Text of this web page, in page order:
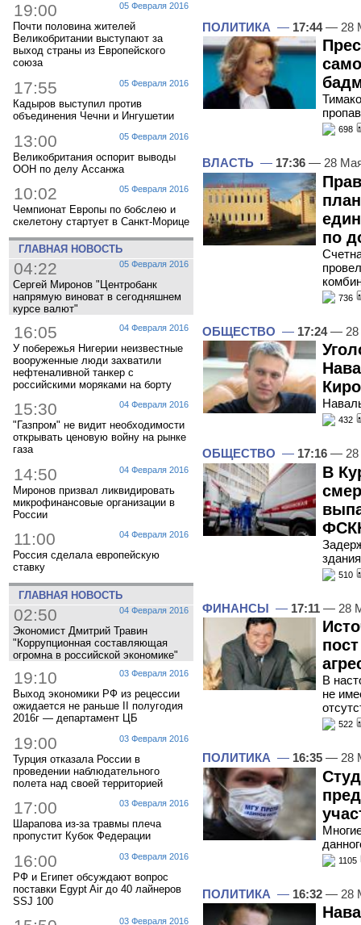
05 Февраля 2016
19:00
Почти половина жителей
Великобритании выступают за
выход страны из Европейского
союза
05 Февраля 2016
17:55
Кадыров выступил против
объединения Чечни и Ингушетии
05 Февраля 2016
13:00
Великобритания оспорит выводы
ООН по делу Ассанжа
05 Февраля 2016
10:02
Чемпионат Европы по бобслею и
скелетону стартует в Санкт-Морице
ГЛАВНАЯ НОВОСТЬ
05 Февраля 2016
04:22
Сергей Миронов "Центробанк
напрямую виноват в сегодняшнем
курсе валют"
04 Февраля 2016
16:05
У побережья Нигерии неизвестные
вооруженные люди захватили
нефтеналивной танкер с
российскими моряками на борту
04 Февраля 2016
15:30
"Газпром" не видит необходимости
открывать ценовую войну на рынке
газа
04 Февраля 2016
14:50
Миронов призвал ликвидировать
микрофинансовые организации в
России
04 Февраля 2016
11:00
Россия сделала европейскую
ставку
ГЛАВНАЯ НОВОСТЬ
04 Февраля 2016
02:50
Экономист Дмитрий Травин
"Коррупционная составляющая
огромна в российской экономике"
03 Февраля 2016
19:10
Выход экономики РФ из рецессии
ожидается не раньше II полугодия
2016г — департамент ЦБ
03 Февраля 2016
19:00
Турция отказала России в
проведении наблюдательного
полета над своей территорией
03 Февраля 2016
17:00
Шарапова из-за травмы плеча
пропустит Кубок Федерации
03 Февраля 2016
16:00
РФ и Египет обсуждают вопрос
поставки Egypt Air до 40 лайнеров
SSJ 100
03 Февраля 2016
ПОЛИТИКА — 17:44— 28
698
ВЛАСТЬ — 17:36 — 28
по
736
ОБЩЕСТВО — 17:24— 28
432
ОБЩЕСТВО — 17:16 — 28
В
здания
510
ФИНАНСЫ — 17:11 — 28
В
не
522
ПОЛИТИКА — 16:35 — 28
1105
ПОЛИТИКА — 16:32 — 28